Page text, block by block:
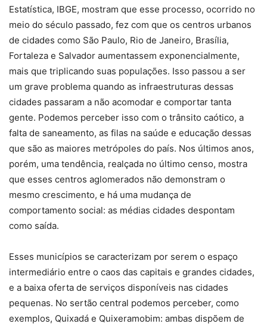
Estatística, IBGE, mostram que esse processo, ocorrido no
meio do século passado, fez com que os centros urbanos
de cidades como São Paulo, Rio de Janeiro, Brasília,
Fortaleza e Salvador aumentassem exponencialmente,
mais que triplicando suas populações. Isso passou a ser
um grave problema quando as infraestruturas dessas
cidades passaram a não acomodar e comportar tanta
gente. Podemos perceber isso com o trânsito caótico, a
falta de saneamento, as filas na saúde e educação dessas
que são as maiores metrópoles do país. Nos últimos anos,
porém, uma tendência, realçada no último censo, mostra
que esses centros aglomerados não demonstram o
mesmo crescimento, e há uma mudança de
comportamento social: as médias cidades despontam
como saída.
Esses municípios se caracterizam por serem o espaço
intermediário entre o caos das capitais e grandes cidades,
e a baixa oferta de serviços disponíveis nas cidades
pequenas. No sertão central podemos perceber, como
exemplos, Quixadá e Quixeramobim: ambas dispõem de